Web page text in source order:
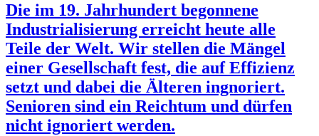
Die im 19. Jahrhundert begonnene
Industrialisierung erreicht heute alle
Teile der Welt. Wir stellen die Mängel
einer Gesellschaft fest, die auf Effizienz
setzt und dabei die Älteren ingnoriert.
Senioren sind ein Reichtum und dürfen
nicht ignoriert werden.